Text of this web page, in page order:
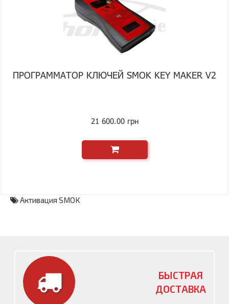
ПРОГРАММАТОР КЛЮЧЕЙ SMOK KEY MAKER V2
21 600.00 грн
Активация SMOK
БЫСТРАЯ
ДОСТАВКА